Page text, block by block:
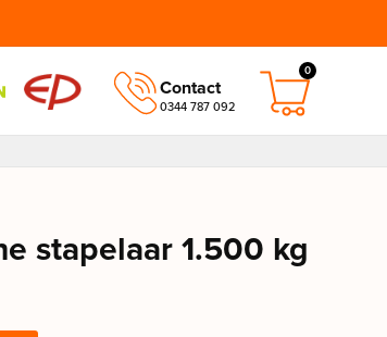
Contact
0344 787 092
0
stapelaar 1.500 kg